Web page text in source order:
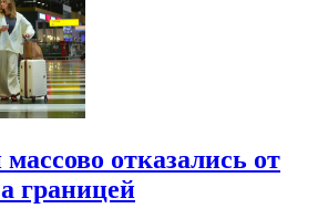
отказались от
границей